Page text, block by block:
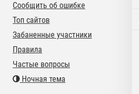
Сообщить об ошибке
Топ сайтов
Забаненные участники
Правила
Частые вопросы
Ночная тема